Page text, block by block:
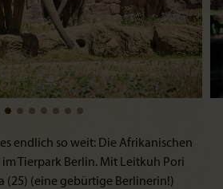
endlich so weit: Die Afrikanischen
Tierpark Berlin. Mit Leitkuh Pori
(25) (eine gebürtige Berlinerin!)